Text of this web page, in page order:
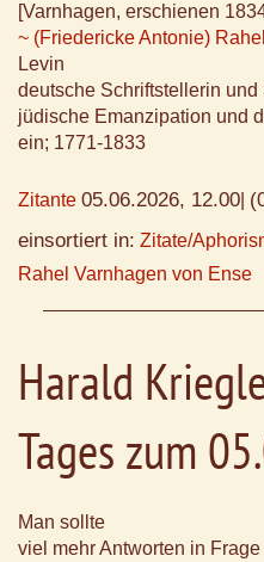
[Varnhagen, erschienen
~ (Friedericke Antonie)
Levin
deutsche Schriftstellerin
jüdische Emanzipation und
ein; 1771-1833
Zitante 05.06.2026, 12.00
einsortiert in: Zitate/
Rahel Varnhagen von Ense
Harald
Tages zum
Man sollte
viel mehr Antworten in